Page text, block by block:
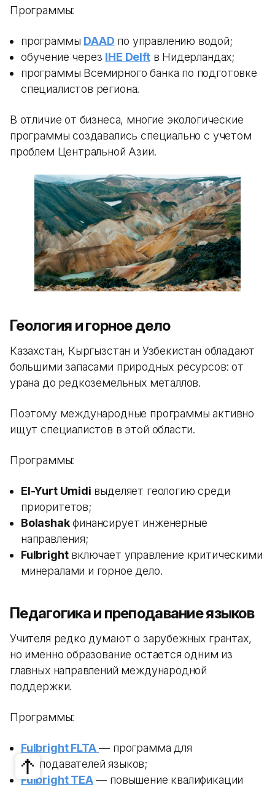
Программы:
программы DAAD по управлению водой;
обучение через IHE Delftв Нидерландах;
программы Всемирного банка по подготовке
специалистов региона.
В отличие от бизнеса, многие экологические
программы создавались специально с учетом
проблем Центральной Азии.
Геология и горное дело
Казахстан, Кыргызстан и Узбекистан обладают
большими запасами природных ресурсов: от
урана до редкоземельных металлов.
Поэтому международные программы активно
ищут специалистов в этой области.
Программы:
El-Yurt Umidi выделяет геологию среди
приоритетов;
Bolashakфинансирует инженерные
направления;
Fulbrightвключает управление критическими
минералами и горное дело.
Педагогика и преподавание языков
Учителя редко думают о зарубежных грантах,
но именно образование остается одним из
главных направлений международной
поддержки.
Программы:
Fulbright FLTA — программа для
преподавателей языков;
Fulbright TEA— повышение квалификации